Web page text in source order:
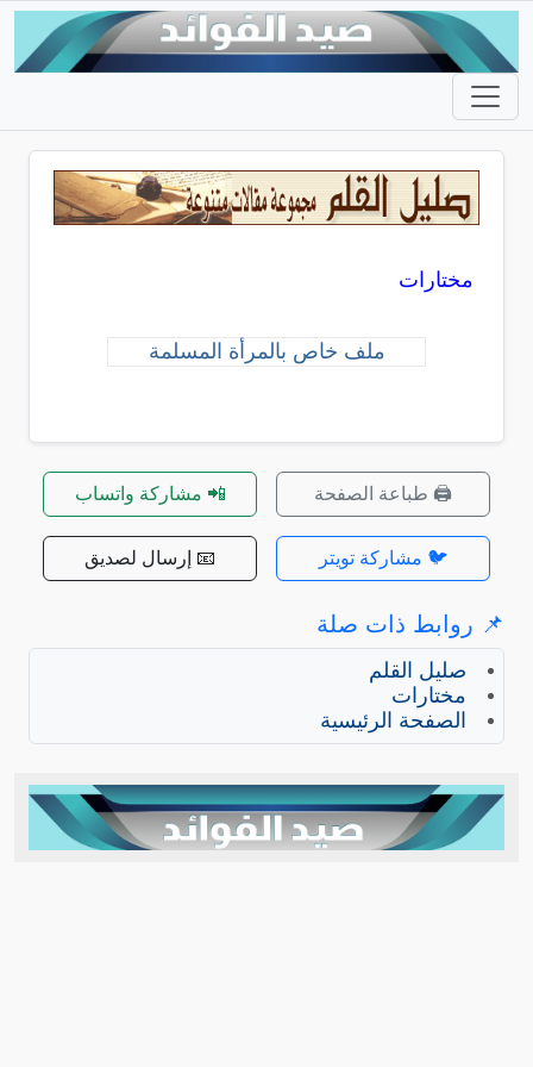
مختارات
ملف خاص بالمرأة المسلمة
🖨️ طباعة الصفحة 📲 مشاركة واتساب
🐦 مشاركة تويتر 📧 إرسال لصديق
📌 روابط ذات صلة
صليل القلم
مختارات
الصفحة الرئيسية